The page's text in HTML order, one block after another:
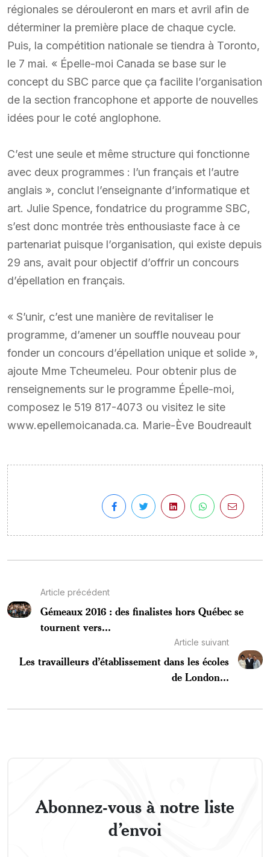
régionales se dérouleront en mars et avril afin de
déterminer la première place de chaque cycle.
Puis, la compétition nationale se tiendra à Toronto,
le 7 mai. « Épelle-moi Canada se base sur le
concept du SBC parce que ça facilite l’organisation
de la section francophone et apporte de nouvelles
idées pour le coté anglophone.
C’est une seule et même structure qui fonctionne
avec deux programmes : l’un français et l’autre
anglais », conclut l’enseignante d’informatique et
art. Julie Spence, fondatrice du programme SBC,
s’est donc montrée très enthousiaste face à ce
partenariat puisque l’organisation, qui existe depuis
29 ans, avait pour objectif d’offrir un concours
d’épellation en français.
« S’unir, c’est une manière de revitaliser le
programme, d’amener un souffle nouveau pour
fonder un concours d’épellation unique et solide »,
ajoute Mme Tcheumeleu. Pour obtenir plus de
renseignements sur le programme Épelle-moi,
composez le 519 817-4073 ou visitez le site
www.epellemoicanada.ca. Marie-Ève Boudreault
Article précédent
Gémeaux 2016 : des finalistes hors Québec se
tournent vers...
Article suivant
Les travailleurs d’établissement dans les écoles
de London...
Abonnez-vous à notre liste
d’envoi